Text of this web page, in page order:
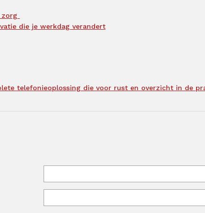
die je werkdag verandert
telefonieoplossing die voor rust en overzicht in de